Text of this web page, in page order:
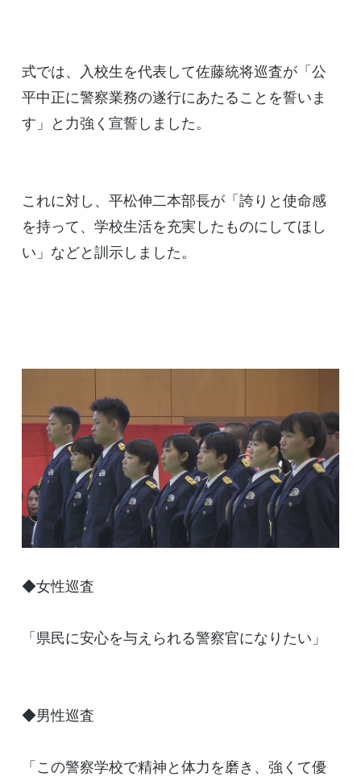
式では、入校生を代表して佐藤統将巡査が「公
平中正に警察業務の遂行にあたることを誓いま
す」と力強く宣誓しました。
これに対し、平松伸二本部長が「誇りと使命感
を持って、学校生活を充実したものにしてほし
い」などと訓示しました。
◆女性巡査
「県民に安心を与えられる警察官になりたい」
◆男性巡査
「この警察学校で精神と体力を磨き、強くて優